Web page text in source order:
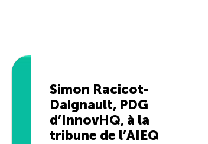
Simon Racicot-
Daignault, PDG
d’InnovHQ, à la
tribune de l’AIEQ